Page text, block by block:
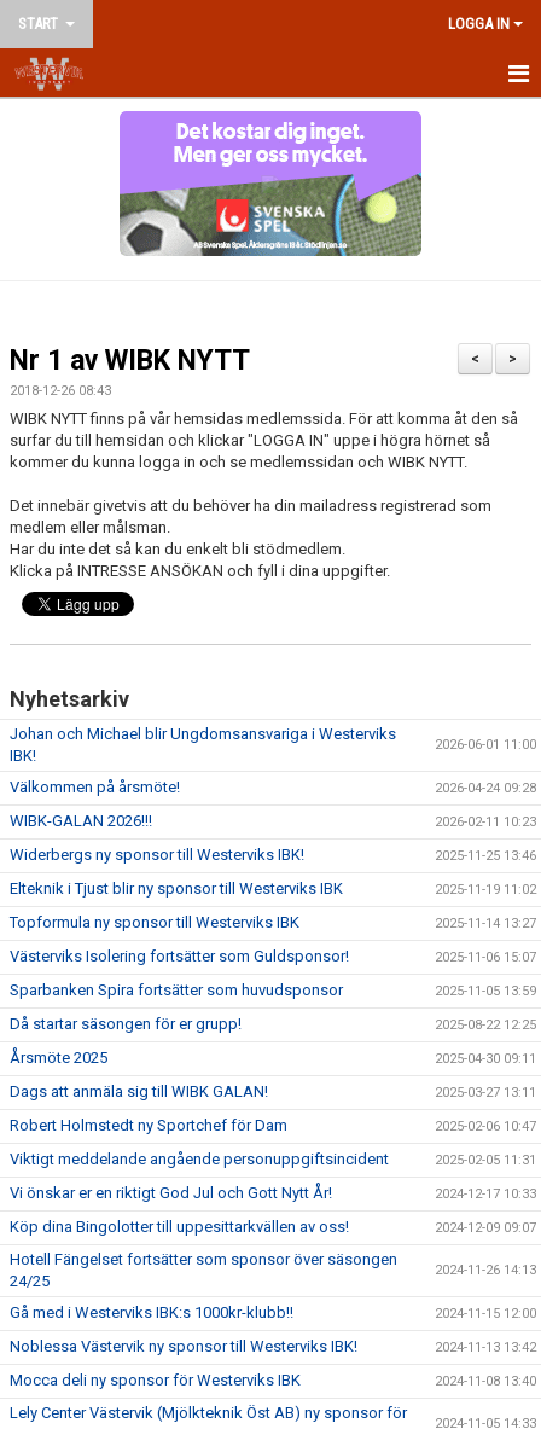
START LOGGA IN
KALENDER
MATCHER
TRÄNINGSTIDER
DOKUMENT
INFORMATION
HEDERSMEDLEM
>
<
Nr 1 av WIBK NYTT
2018-12-26 08:43
WIBK NYTT finns på vår hemsidas medlemssida. För att komma åt den så
surfar du till hemsidan och klickar "LOGGA IN" uppe i högra hörnet så
kommer du kunna logga in och se medlemssidan och WIBK NYTT.
Det innebär givetvis att du behöver ha din mailadress registrerad som
medlem eller målsman.
Har du inte det så kan du enkelt bli stödmedlem.
Klicka på INTRESSE ANSÖKAN och fyll i dina uppgifter.
Nyhetsarkiv
Johan och Michael blir Ungdomsansvariga i Westerviks
IBK!
2026-06-01 11:00
Välkommen på årsmöte! 2026-04-24 09:28
WIBK-GALAN 2026!!! 2026-02-11 10:23
Widerbergs ny sponsor till Westerviks IBK! 2025-11-25 13:46
Elteknik i Tjust blir ny sponsor till Westerviks IBK 2025-11-19 11:02
Topformula ny sponsor till Westerviks IBK 2025-11-14 13:27
Västerviks Isolering fortsätter som Guldsponsor! 2025-11-06 15:07
Sparbanken Spira fortsätter som huvudsponsor 2025-11-05 13:59
Då startar säsongen för er grupp! 2025-08-22 12:25
Årsmöte 2025 2025-04-30 09:11
Dags att anmäla sig till WIBK GALAN! 2025-03-27 13:11
Robert Holmstedt ny Sportchef för Dam 2025-02-06 10:47
Viktigt meddelande angående personuppgiftsincident 2025-02-05 11:31
Vi önskar er en riktigt God Jul och Gott Nytt År! 2024-12-17 10:33
Köp dina Bingolotter till uppesittarkvällen av oss! 2024-12-09 09:07
Hotell Fängelset fortsätter som sponsor över säsongen
24/25
2024-11-26 14:13
Gå med i Westerviks IBK:s 1000kr-klubb!! 2024-11-15 12:00
Noblessa Västervik ny sponsor till Westerviks IBK! 2024-11-13 13:42
Mocca deli ny sponsor för Westerviks IBK 2024-11-08 13:40
Lely Center Västervik (Mjölkteknik Öst AB) ny sponsor för
2024-11-05 14:33